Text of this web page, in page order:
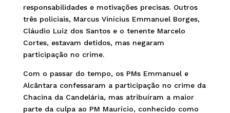
responsabilidades e motivações precisas. Outros
três policiais, Marcus Vinícius Emmanuel Borges,
Cláudio Luiz dos Santos e o tenente Marcelo
Cortes, estavam detidos, mas negaram
participação no crime.
Com o passar do tempo, os PMs Emmanuel e
Alcântara confessaram a participação no crime da
Chacina da Candelária, mas atribuíram a maior
parte da culpa ao PM Maurício, conhecido como